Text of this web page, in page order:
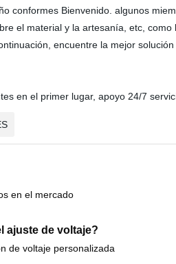
conformes Bienvenido. algunos
el material y la artesanía, etc, como
encuentre la mejor
en el primer lugar, apoyo 24/7
en el mercado
ajuste de voltaje?
de voltaje personalizada